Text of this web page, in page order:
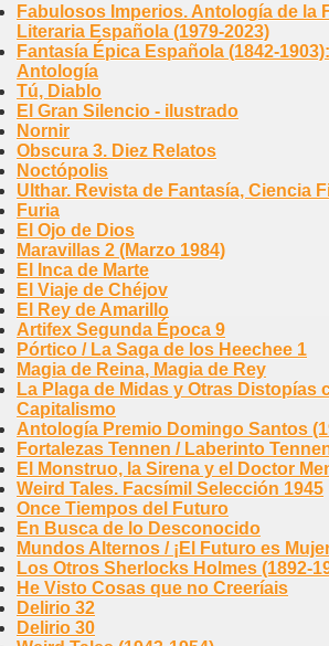
Fabulosos Imperios. Antología de la
Literaria Española (1979-2023)
Fantasía Épica Española (1842-
Antología
Tú, Diablo
El Gran Silencio - ilustrado
Nornir
Obscura 3. Diez Relatos
Noctópolis
Ulthar. Revista de Fantasía, Ciencia
Furia
El Ojo de Dios
Maravillas 2 (Marzo 1984)
El Inca de Marte
El Viaje de Chéjov
El Rey de Amarillo
Artifex Segunda Época 9
Pórtico / La Saga de los Heechee 1
Magia de Reina, Magia de Rey
La Plaga de Midas y Otras Distopías
Capitalismo
Antología Premio Domingo Santos
Fortalezas Tennen / Laberinto
El Monstruo, la Sirena y el Doctor
Weird Tales. Facsímil Selección 1945
Once Tiempos del Futuro
En Busca de lo Desconocido
Mundos Alternos / ¡El Futuro es
Los Otros Sherlocks Holmes (1892-
He Visto Cosas que no Creeríais
Delirio 32
Delirio 30